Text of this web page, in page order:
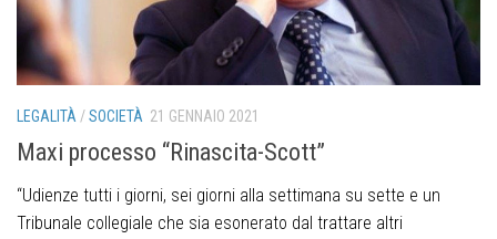
LEGALITÀ/SOCIETÀ 21 GENNAIO 2021
Maxi processo “Rinascita-Scott”
“Udienze tutti i giorni, sei giorni alla settimana su sette e un
Tribunale collegiale che sia esonerato dal trattare altri